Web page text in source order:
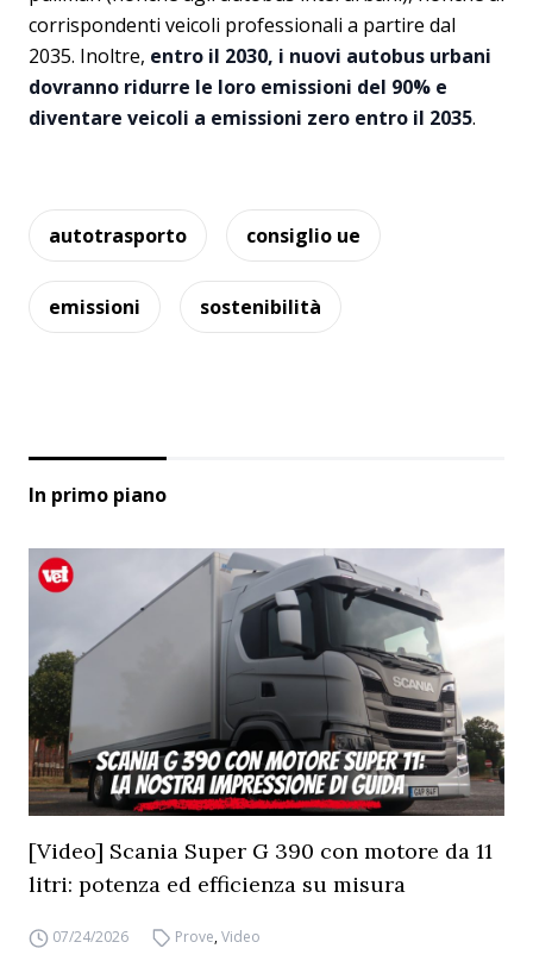
corrispondenti veicoli professionali a partire dal
2035. Inoltre, entro il 2030, i nuovi autobus urbani
dovranno ridurre le loro emissioni del 90% e
diventare veicoli a emissioni zero entro il 2035.
autotrasporto consiglio ue
emissioni sostenibilità
In primo piano
[Video] Scania Super G 390 con motore da 11
litri: potenza ed efficienza su misura
07/24/2026 Prove,Video